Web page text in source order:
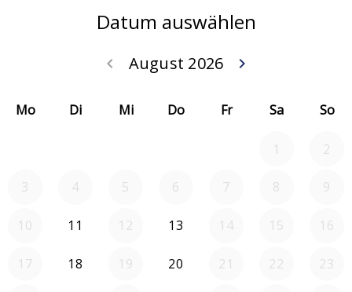
Datum auswählen
August 2026
keyboard_arrow_left
keyboard_arrow_right
Mo Di Mi Do Fr Sa So
1 2
3 4 5 6 7 8 9
10 11 12 13 14 15 16
17 18 19 20 21 22 23